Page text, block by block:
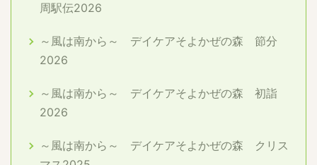
周駅伝2026
～風は南から～ デイケアそよかぜの森 節分
2026
～風は南から～ デイケアそよかぜの森 初詣
2026
～風は南から～ デイケアそよかぜの森 クリス